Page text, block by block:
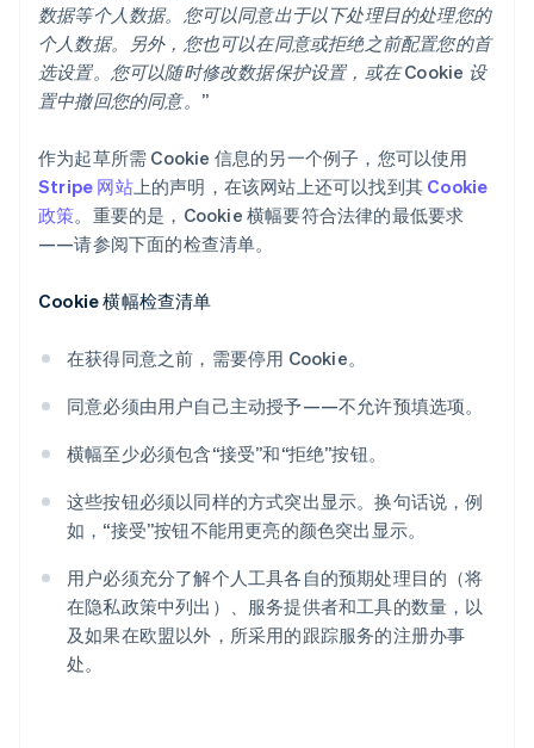
数据等个人数据。您可以同意出于以下处理目的处理您的
个人数据。另外，您也可以在同意或拒绝之前配置您的首
选设置。您可以随时修改数据保护设置，或在 Cookie 设
置中撤回您的同意。”
作为起草所需 Cookie 信息的另一个例子，您可以使用
Stripe 网站上的声明，在该网站上还可以找到其 Cookie
政策。重要的是，Cookie 横幅要符合法律的最低要求
——请参阅下面的检查清单。
Cookie 横幅检查清单
在获得同意之前，需要停用 Cookie。
同意必须由用户自己主动授予——不允许预填选项。
横幅至少必须包含“接受”和“拒绝”按钮。
这些按钮必须以同样的方式突出显示。换句话说，例
如，“接受”按钮不能用更亮的颜色突出显示。
用户必须充分了解个人工具各自的预期处理目的（将
在隐私政策中列出）、服务提供者和工具的数量，以
及如果在欧盟以外，所采用的跟踪服务的注册办事
处。